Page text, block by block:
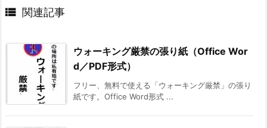
 関連記事
ウォーキング厳禁の張り紙（Office Wor
d／PDF形式）
フリー、無料で使える「ウォーキング厳禁」の張り
紙です。Office Word形式 ...